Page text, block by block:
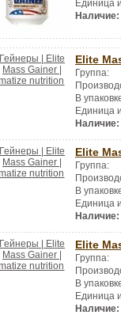
Единица
Наличие:
Elite
Группа:
В
Единица
Наличие:
Elite
Группа:
В
Единица
Наличие:
Elite
Группа:
В
Единица
Наличие: